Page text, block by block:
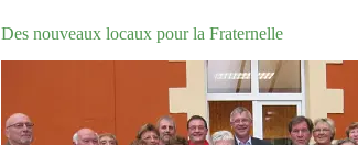
Des nouveaux locaux pour la Fraternelle